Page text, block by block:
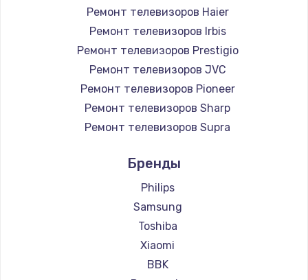
Заказать
Замена микросхемы NFC
1100 руб.
Заказать
Замена шим-контроллера
Заказать
Настройка Wi-Fi
1030 руб.
Заказать
Ремонт телевизоров Haier
Ремонт телевизоров Irbis
Ремонт телевизоров Prestigio
Ремонт телевизоров JVC
Ремонт телевизоров Pioneer
Ремонт телевизоров Sharp
Ремонт телевизоров Supra
Ремонт телевизоров Hisense
Ремонт телевизоров Daewoo
Ремонт телевизоров Centek
Ремонт телевизоров Telefunken
Ремонт телевизоров Hyundai
Ремонт телевизоров Doffler
Бренды
Philips
Samsung
Toshiba
Xiaomi
BBK